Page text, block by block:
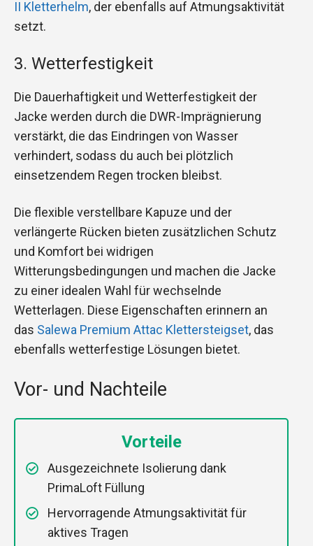
II Kletterhelm, der ebenfalls auf Atmungsaktivität
setzt.
3. Wetterfestigkeit
Die Dauerhaftigkeit und Wetterfestigkeit der
Jacke werden durch die DWR-Imprägnierung
verstärkt, die das Eindringen von Wasser
verhindert, sodass du auch bei plötzlich
einsetzendem Regen trocken bleibst.
Die flexible verstellbare Kapuze und der
verlängerte Rücken bieten zusätzlichen Schutz
und Komfort bei widrigen
Witterungsbedingungen und machen die Jacke
zu einer idealen Wahl für wechselnde
Wetterlagen. Diese Eigenschaften erinnern an
das Salewa Premium Attac Klettersteigset, das
ebenfalls wetterfestige Lösungen bietet.
Vor- und Nachteile
Vorteile
Ausgezeichnete Isolierung dank
PrimaLoft Füllung
Hervorragende Atmungsaktivität für
aktives Tragen